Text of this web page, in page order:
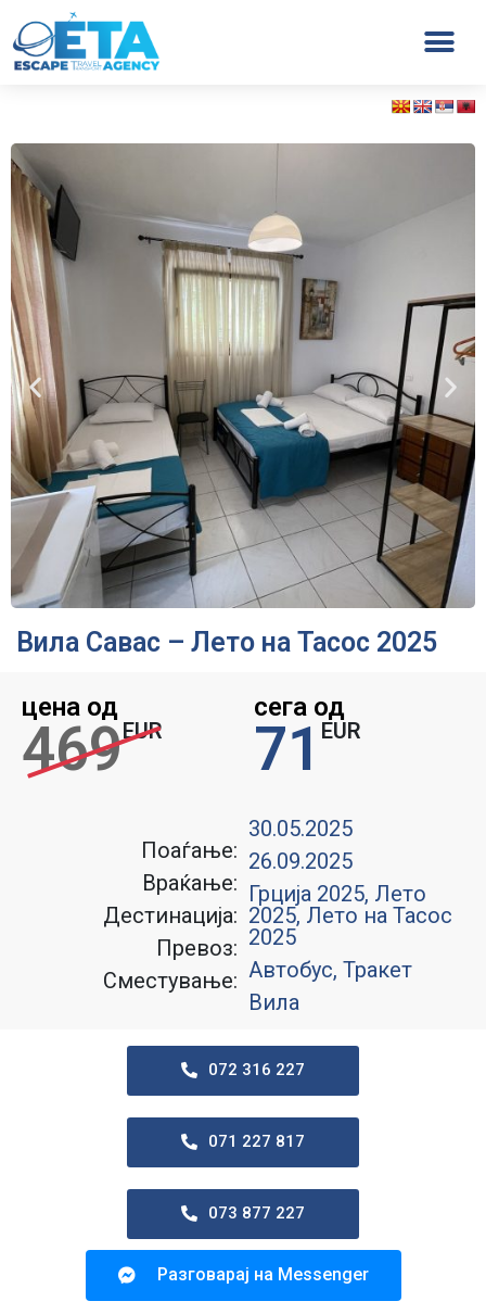
Вила Савас – Лето на Тасос 2025
цена од
469EUR
сега од
71 EUR
Поаѓање:
Враќање:
Дестинација:
Превоз:
Сместување:
30.05.2025
26.09.2025
Грција 2025, Лето
2025, Лето на Тасос
2025
Автобус, Тракет
Вила
072 316 227
071 227 817
073 877 227
Разговарај на Messenger